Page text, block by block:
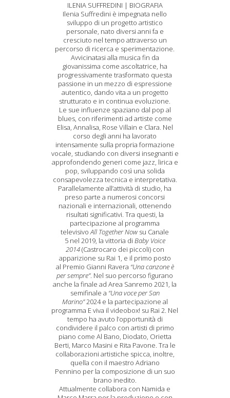
ILENIA SUFFREDINI | BIOGRAFIA
Ilenia Suffredini è impegnata nello
sviluppo di un progetto artistico
personale, nato diversi anni fa e
cresciuto nel tempo attraverso un
percorso di ricerca e sperimentazione.
Avvicinatasi alla musica fin da
giovanissima come ascoltatrice, ha
progressivamente trasformato questa
passione in un mezzo di espressione
autentico, dando vita a un progetto
strutturato e in continua evoluzione.
Le sue influenze spaziano dal pop al
blues, con riferimenti ad artiste come
Elisa, Annalisa, Rose Villain e Clara. Nel
corso degli anni ha lavorato
intensamente sulla propria formazione
vocale, studiando con diversi insegnanti e
approfondendo generi come jazz, lirica e
pop, sviluppando così una solida
consapevolezza tecnica e interpretativa.
Parallelamente all’attività di studio, ha
preso parte a numerosi concorsi
nazionali e internazionali, ottenendo
risultati significativi. Tra questi, la
partecipazione al programma
televisivoAll Together Now su Canale
5 nel 2019, la vittoria di Baby Voice
2014(Castrocaro dei piccoli) con
apparizione su Rai 1, e il primo posto
al Premio Gianni Ravera “Una canzone è
per sempre”. Nel suo percorso figurano
anche la finale ad Area Sanremo 2021, la
semifinale a “Una voce per San
Marino”2024 e la partecipazione al
programma E viva il videobox! su Rai 2. Nel
tempo ha avuto l’opportunità di
condividere il palco con artisti di primo
piano come Al Bano, Diodato, Orietta
Berti, Marco Masini e Rita Pavone. Tra le
collaborazioni artistiche spicca, inoltre,
quella con il maestro Adriano
Pennino per la composizione di un suo
brano inedito.
Attualmente collabora con Namida e